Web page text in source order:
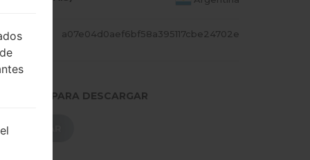
a07e04d0aef6bf58a395117cbe24702e
PARA DESCARGAR
DESCARGAR